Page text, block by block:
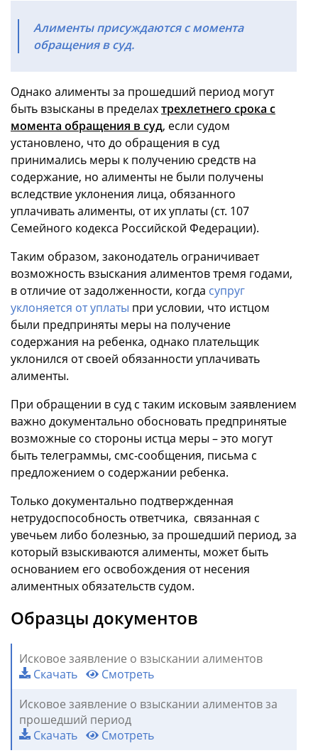
Алименты присуждаются с момента
обращения в суд.
Однако алименты за прошедший период могут
быть взысканы в пределахтрехлетнего срока с
момента обращения в суд, если судом
установлено, что до обращения в суд
принимались меры к получению средств на
содержание, но алименты не были получены
вследствие уклонения лица, обязанного
уплачивать алименты, от их уплаты (ст. 107
Семейного кодекса Российской Федерации).
Таким образом, законодатель ограничивает
возможность взыскания алиментов тремя годами,
в отличие от задолженности, когда супруг
уклоняется от уплаты при условии, что истцом
были предприняты меры на получение
содержания на ребенка, однако плательщик
уклонился от своей обязанности уплачивать
алименты.
При обращении в суд с таким исковым заявлением
важно документально обосновать предпринятые
возможные со стороны истца меры – это могут
быть телеграммы, смс-сообщения, письма с
предложением о содержании ребенка.
Только документально подтвержденная
нетрудоспособность ответчика, связанная с
увечьем либо болезнью, за прошедший период, за
который взыскиваются алименты, может быть
основанием его освобождения от несения
алиментных обязательств судом.
Образцы документов
Исковое заявление о взыскании алиментов
Скачать
Смотреть
Исковое заявление о взыскании алиментов за
прошедший период
Скачать
Смотреть